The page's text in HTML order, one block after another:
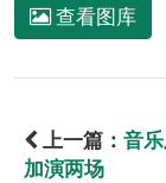
查看图库
上一篇： 音
加演两场